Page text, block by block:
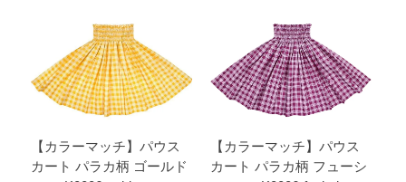
【カラーマッチ】パウス
カート パラカ柄 ゴールド
【カラーマッチ】パウス
カート パラカ柄 フューシ